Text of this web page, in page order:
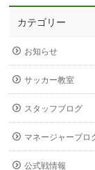
カテゴリー
お知らせ
サッカー教室
スタッフブログ
マネージャーブロ
公式戦情報